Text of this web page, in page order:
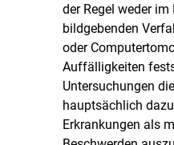
der Regel weder
bildgebenden
oder
Auffälligkeiten
Untersuchungen
hauptsächlich
Erkrankungen als